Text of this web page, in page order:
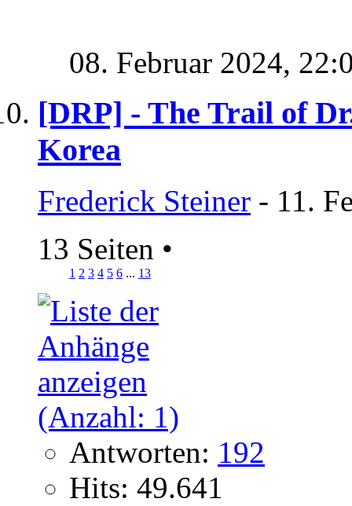
08. Februar 2024,
[DRP] - The Trail of
Korea
Frederick Steiner - 11.
13 Seiten •
1 2 3 4 5 6 ... 13
Antworten: 192
Hits: 49.641